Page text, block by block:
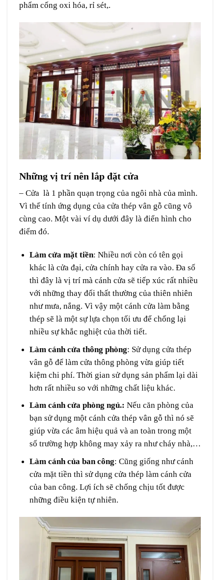
phẩm cống oxi hóa, rỉ sét,.
Những vị trí nên lắp đặt cửa
– Cửa là 1 phần quạn trọng của ngôi nhà của mình.
Vì thế tính ứng dụng của cửa thép vân gỗ cũng vô
cùng cao. Một vài ví dụ dưới đây là điển hình cho
điểm đó.
Làm cửa mặt tiền: Nhiều nơi còn có tên gọi
khác là cửa đại, cửa chính hay cửa ra vào. Đa số
thì đây là vị trí mà cánh cửa sẽ tiếp xúc rất nhiều
với những thay đổi thất thường của thiên nhiên
như mưa, nắng. Vì vậy một cánh cửa làm bằng
thép sẽ là một sự lựa chọn tối ưu để chống lại
nhiều sự khắc nghiệt của thời tiết.
Làm cánh cửa thông phòng: Sử dụng cửa thép
vân gỗ để làm cửa thông phòng vừa giúp tiết
kiệm chi phí. Thời gian sử dụng sản phẩm lại dài
hơn rất nhiều so với những chất liệu khác.
Làm cánh cửa phòng ngủ.: Nếu căn phòng của
bạn sử dụng một cánh cửa thép vân gỗ thì nó sẽ
giúp vừa các âm hiệu quả và an toàn trong một
số trường hợp không may xảy ra như cháy nhà,…
Làm cánh của ban công: Cũng giống như cánh
cửa mặt tiền thì sử dụng cửa thép làm cánh cửa
của ban công. Lợi ích sẽ chống chịu tốt được
những điều kiện tự nhiên.